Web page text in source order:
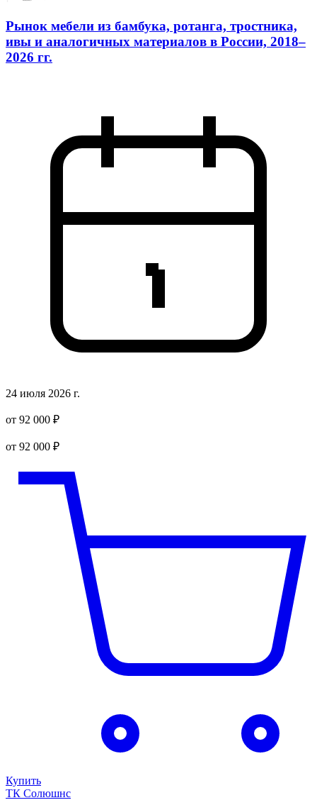
Рынок мебели из бамбука, ротанга, тростника,
ивы и аналогичных материалов в России, 2018–
2026 гг.
24 июля 2026 г.
от 92 000 ₽
от 92 000 ₽
Купить
ТК Солюшнс